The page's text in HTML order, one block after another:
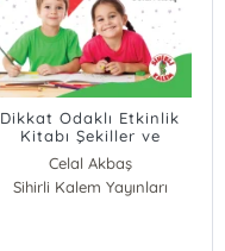
Dikkat Odaklı Etkinlik
Kitabı Şekiller ve
Kavramlar 5-6 Yaş
Celal Akbaş
Sihirli Kalem Yayınları